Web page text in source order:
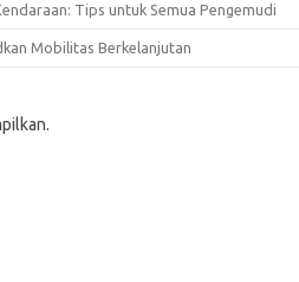
Tips untuk Semua Pengemudi
Mobilitas Berkelanjutan